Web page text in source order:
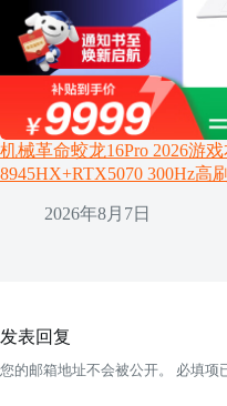
机械革命蛟龙16Pro 2026游
8945HX+RTX5070 300Hz高
2026年8月7日
发表回复
您的邮箱地址不会被公开。 必填项